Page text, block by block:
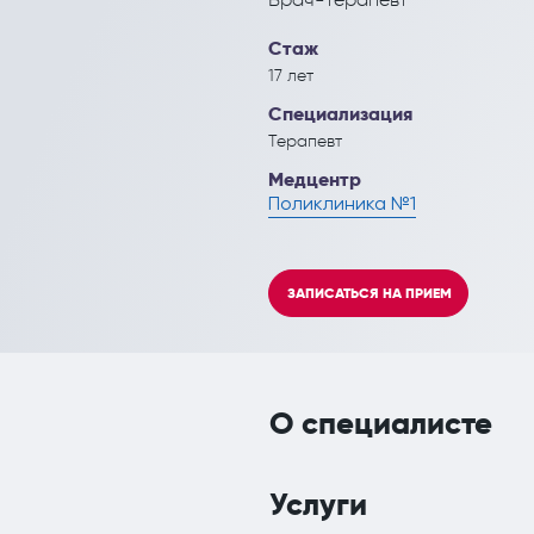
Кардиология
Кинезитерапия (ЛФК)
Мануальная терапия
Нефрология
Инъекционные
Стаж
17 лет
Специализация
Терапевт
Медцентр
Поликлиника №1
ЗАПИСАТЬСЯ НА ПРИЕМ
О специалисте
Услуги